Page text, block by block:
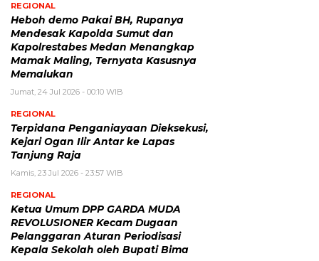
REGIONAL
Heboh demo Pakai BH, Rupanya
Mendesak Kapolda Sumut dan
Kapolrestabes Medan Menangkap
Mamak Maling, Ternyata Kasusnya
Memalukan
Jumat, 24 Jul 2026 - 00:10 WIB
REGIONAL
Terpidana Penganiayaan Dieksekusi,
Kejari Ogan Ilir Antar ke Lapas
Tanjung Raja
Kamis, 23 Jul 2026 - 23:57 WIB
REGIONAL
Ketua Umum DPP GARDA MUDA
REVOLUSIONER Kecam Dugaan
Pelanggaran Aturan Periodisasi
Kepala Sekolah oleh Bupati Bima